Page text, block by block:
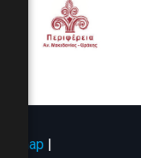
Sitemap |